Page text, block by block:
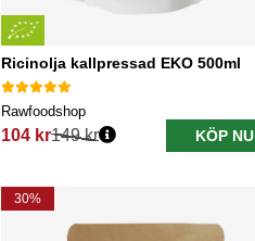
Ricinolja kallpressad EKO 500ml
Rawfoodshop
104 kr
Ordinarie pris:
149 kr KÖP NU
30%